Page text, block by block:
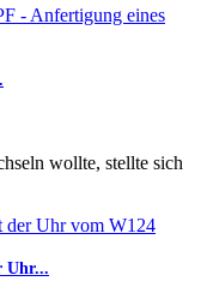
wollte, stellte sich
Uhr...